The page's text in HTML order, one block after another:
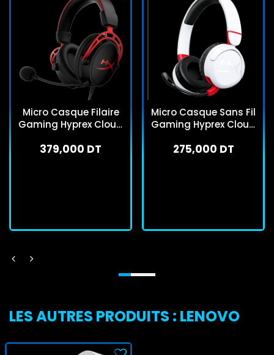
Micro Casque Filaire
Gaming Hyprex Cloud
379,000 DT
Micro Casque Sans Fil
Gaming Hyprex Cloud
275,000 DT
LES AUTRES PRODUITS : LENOVO